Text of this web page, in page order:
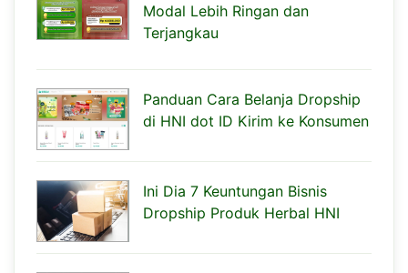
Modal Lebih Ringan dan
Terjangkau
Panduan Cara Belanja Dropship
di HNI dot ID Kirim ke Konsumen
Ini Dia 7 Keuntungan Bisnis
Dropship Produk Herbal HNI